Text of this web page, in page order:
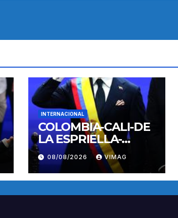
INTERNACIONAL
COLOMBIA-CALI-DE
LA ESPRIELLA-
TOMA DE POSESION
08/08/2026 VIMAG